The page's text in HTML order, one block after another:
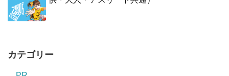
カテゴリー